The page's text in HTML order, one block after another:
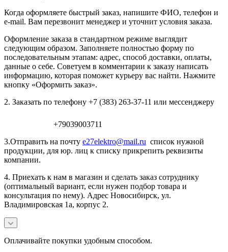
Когда оформляете быстрый заказ, напишите ФИО, телефон и
e-mail. Вам перезвонит менеджер и уточнит условия заказа.
Оформление заказа в стандартном режиме выглядит
следующим образом. Заполняете полностью форму по
последовательным этапам: адрес, способ доставки, оплаты,
данные о себе. Советуем в комментарии к заказу написать
информацию, которая поможет курьеру вас найти. Нажмите
кнопку «Оформить заказ».
2. Заказать по телефону +7 (383) 263-37-11 или мессенджеру
+79039003711
3.Отправить на почту e27elektro@mail.ru список нужной
продукции, для юр. лиц к списку прикрепить реквизиты
компании.
4. Приехать к нам в магазин и сделать заказ сотруднику
(оптимальный вариант, если нужен подбор товара и
консультация по нему). Адрес Новосибирск, ул.
Владимировская 1а, корпус 2.
Оплачивайте покупки удобным способом.